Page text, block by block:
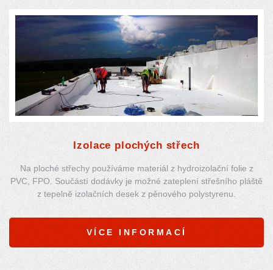
Izolace plochých střech
Na ploché střechy používáme materiál z hydroizolační folie z
PVC, FPO. Součástí dodávky je možné zateplení střešního pláště
z tepelně izolačních desek z pěnového polystyrenu.
VÍCE INFORMACÍ